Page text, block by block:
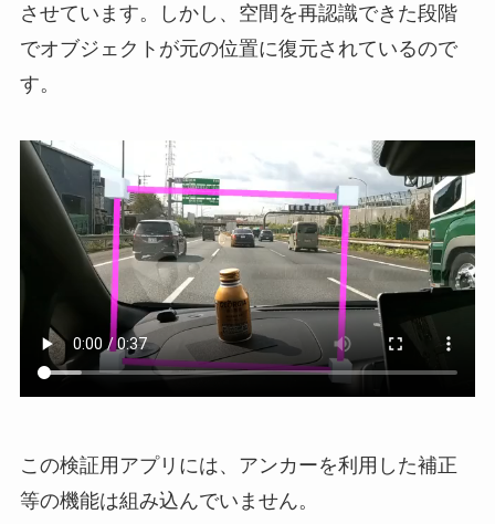
させています。しかし、空間を再認識できた段階
でオブジェクトが元の位置に復元されているので
す。
この検証用アプリには、アンカーを利用した補正
等の機能は組み込んでいません。